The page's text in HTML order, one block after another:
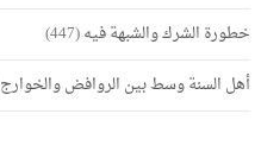
خطورة الشرك والشبهة فيه(447)
أهل السنة وسط بين الروافض والخوارج